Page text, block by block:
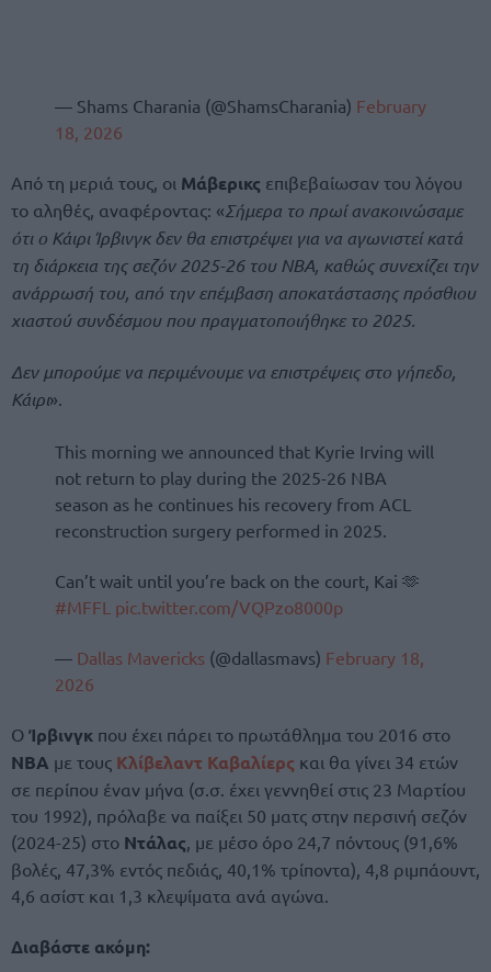
— Shams Charania (@ShamsCharania) February
18, 2026
Από τη μεριά τους, οι Μάβερικς επιβεβαίωσαν του λόγου
το αληθές, αναφέροντας: «Σήμερα το πρωί ανακοινώσαμε
ότι ο Κάιρι Ίρβινγκ δεν θα επιστρέψει για να αγωνιστεί κατά
τη διάρκεια της σεζόν 2025-26 του NBA, καθώς συνεχίζει την
ανάρρωσή του, από την επέμβαση αποκατάστασης πρόσθιου
χιαστού συνδέσμου που πραγματοποιήθηκε το 2025.
Δεν μπορούμε να περιμένουμε να επιστρέψεις στο γήπεδο,
Κάιρι».
This morning we announced that Kyrie Irving will
not return to play during the 2025-26 NBA
season as he continues his recovery from ACL
reconstruction surgery performed in 2025.
Can’t wait until you’re back on the court, Kai 🫶
#MFFL pic.twitter.com/VQPzo8000p
— Dallas Mavericks (@dallasmavs) February 18,
2026
Ο Ίρβινγκ που έχει πάρει το πρωτάθλημα του 2016 στο
NBA με τους Κλίβελαντ Καβαλίερς και θα γίνει 34 ετών
σε περίπου έναν μήνα (σ.σ. έχει γεννηθεί στις 23 Μαρτίου
του 1992), πρόλαβε να παίξει 50 ματς στην περσινή σεζόν
(2024-25) στο Ντάλας, με μέσο όρο 24,7 πόντους (91,6%
βολές, 47,3% εντός πεδιάς, 40,1% τρίποντα), 4,8 ριμπάουντ,
4,6 ασίστ και 1,3 κλεψίματα ανά αγώνα.
Διαβάστε ακόμη: